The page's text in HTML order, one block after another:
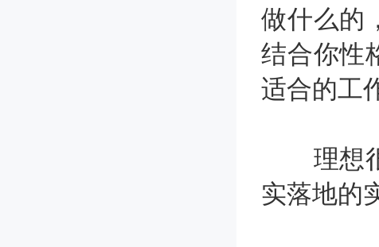
做什么的
结合你性
适合的工
理想很
实落地的